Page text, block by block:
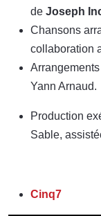
de Joseph
Chansons
collaboration
Yann Arnaud.
Production
Sable,
Cinq7